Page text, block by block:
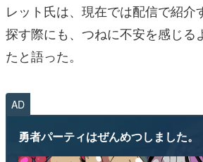
レット氏は、現在では配信で紹介
探す際にも、つねに不安を感じる
たと語った。
AD
勇者パーティはぜんめつしました。